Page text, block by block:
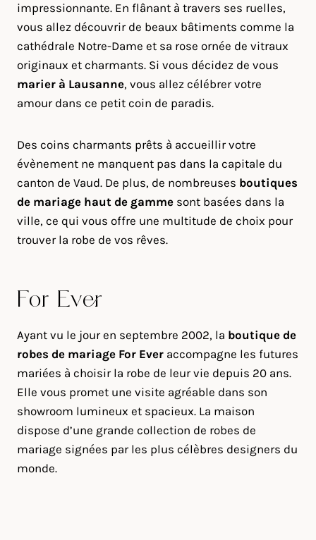
impressionnante. En flânant à travers ses ruelles,
vous allez découvrir de beaux bâtiments comme la
cathédrale Notre-Dame et sa rose ornée de vitraux
originaux et charmants. Si vous décidez de vous
marier à Lausanne, vous allez célébrer votre
amour dans ce petit coin de paradis.
Des coins charmants prêts à accueillir votre
évènement ne manquent pas dans la capitale du
canton de Vaud. De plus, de nombreuses boutiques
de mariage haut de gamme sont basées dans la
ville, ce qui vous offre une multitude de choix pour
trouver la robe de vos rêves.
For Ever
Ayant vu le jour en septembre 2002, la boutique de
robes de mariage For Ever accompagne les futures
mariées à choisir la robe de leur vie depuis 20 ans.
Elle vous promet une visite agréable dans son
showroom lumineux et spacieux. La maison
dispose d’une grande collection de robes de
mariage signées par les plus célèbres designers du
monde.